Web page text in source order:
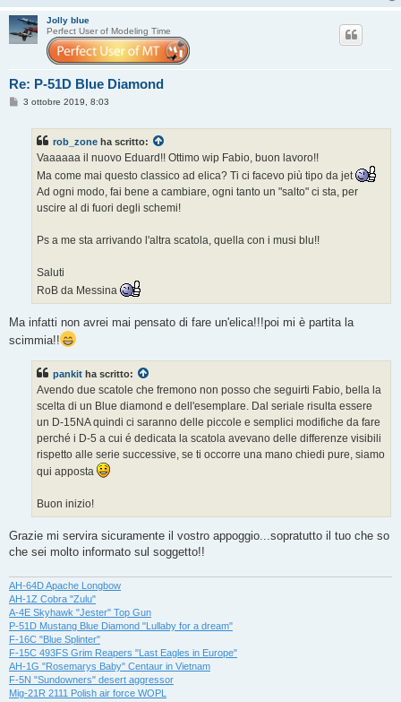
Jolly blue
Perfect User of Modeling Time
Re: P-51D Blue Diamond
M3 ottobre 2019, 8:03
rob_zone ha scritto:
Vaaaaaa il nuovo Eduard!! Ottimo wip Fabio, buon lavoro!!
Ma come mai questo classico ad elica? Ti ci facevo più tipo da jet
Ad ogni modo, fai bene a cambiare, ogni tanto un "salto" ci sta, per
uscire al di fuori degli schemi!
Ps a me sta arrivando l'altra scatola, quella con i musi blu!!
Saluti
RoB da Messina
Ma infatti non avrei mai pensato di fare un'elica!!!poi mi è partita la
scimmia!!
pankit ha scritto:
Avendo due scatole che fremono non posso che seguirti Fabio, bella la
scelta di un Blue diamond e dell'esemplare. Dal seriale risulta essere
un D-15NA quindi ci saranno delle piccole e semplici modifiche da fare
perché i D-5 a cui é dedicata la scatola avevano delle differenze visibili
rispetto alle serie successive, se ti occorre una mano chiedi pure, siamo
qui apposta
Buon inizio!
Grazie mi servira sicuramente il vostro appoggio...sopratutto il tuo che so
che sei molto informato sul soggetto!!
AH-64D Apache Longbow
AH-1Z Cobra "Zulu"
A-4E Skyhawk "Jester" Top Gun
P-51D Mustang Blue Diamond "Lullaby for a dream"
F-16C "Blue Splinter"
F-15C 493FS Grim Reapers "Last Eagles in Europe"
AH-1G "Rosemarys Baby" Centaur in Vietnam
F-5N "Sundowners" desert aggressor
Mig-21R 2111 Polish air force WOPL